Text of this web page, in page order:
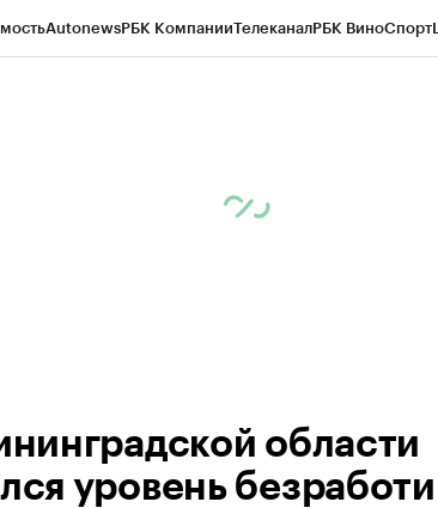
AutonewsРБК КомпанииТелеканалРБК ВиноСпорт
области
уровень